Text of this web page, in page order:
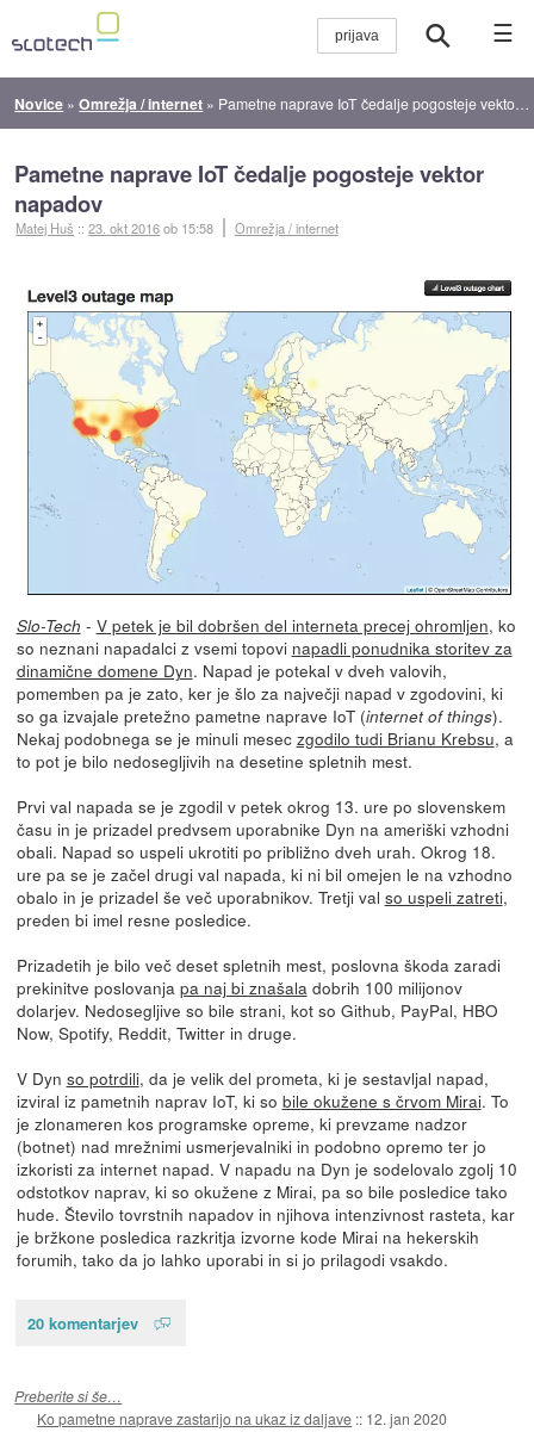
☰
Novice »Omrežja / internet » Pametne naprave IoT čedalje pogosteje vektor napadov
Pametne naprave IoT čedalje pogosteje vektor
napadov
Matej Huš ::23. okt 2016ob 15:58 Omrežja / internet
Slo-Tech - V petek je bil dobršen del interneta precej ohromljen, ko
so neznani napadalci z vsemi topovi napadli ponudnika storitev za
dinamične domene Dyn. Napad je potekal v dveh valovih,
pomemben pa je zato, ker je šlo za največji napad v zgodovini, ki
so ga izvajale pretežno pametne naprave IoT (internet of things).
Nekaj podobnega se je minuli mesec zgodilo tudi Brianu Krebsu, a
to pot je bilo nedosegljivih na desetine spletnih mest.
Prvi val napada se je zgodil v petek okrog 13. ure po slovenskem
času in je prizadel predvsem uporabnike Dyn na ameriški vzhodni
obali. Napad so uspeli ukrotiti po približno dveh urah. Okrog 18.
ure pa se je začel drugi val napada, ki ni bil omejen le na vzhodno
obalo in je prizadel še več uporabnikov. Tretji val so uspeli zatreti,
preden bi imel resne posledice.
Prizadetih je bilo več deset spletnih mest, poslovna škoda zaradi
prekinitve poslovanja pa naj bi znašaladobrih 100 milijonov
dolarjev. Nedosegljive so bile strani, kot so Github, PayPal, HBO
Now, Spotify, Reddit, Twitter in druge.
V Dyn so potrdili, da je velik del prometa, ki je sestavljal napad,
izviral iz pametnih naprav IoT, ki so bile okužene s črvom Mirai. To
je zlonameren kos programske opreme, ki prevzame nadzor
(botnet) nad mrežnimi usmerjevalniki in podobno opremo ter jo
izkoristi za internet napad. V napadu na Dyn je sodelovalo zgolj 10
odstotkov naprav, ki so okužene z Mirai, pa so bile posledice tako
hude. Število tovrstnih napadov in njihova intenzivnost rasteta, kar
je bržkone posledica razkritja izvorne kode Mirai na hekerskih
forumih, tako da jo lahko uporabi in si jo prilagodi vsakdo.
20 komentarjev
Preberite si še…
Ko pametne naprave zastarijo na ukaz iz daljave :: 12. jan 2020